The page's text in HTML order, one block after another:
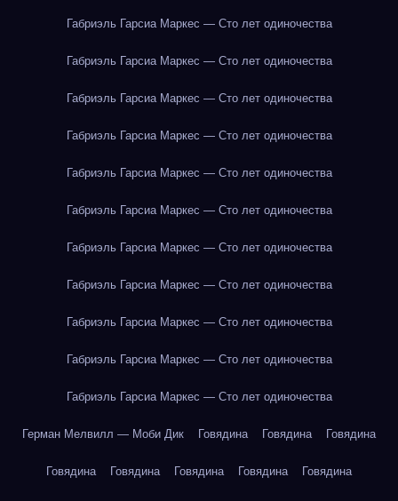
Габриэль Гарсиа Маркес — Сто лет одиночества
Габриэль Гарсиа Маркес — Сто лет одиночества
Габриэль Гарсиа Маркес — Сто лет одиночества
Габриэль Гарсиа Маркес — Сто лет одиночества
Габриэль Гарсиа Маркес — Сто лет одиночества
Габриэль Гарсиа Маркес — Сто лет одиночества
Габриэль Гарсиа Маркес — Сто лет одиночества
Габриэль Гарсиа Маркес — Сто лет одиночества
Габриэль Гарсиа Маркес — Сто лет одиночества
Габриэль Гарсиа Маркес — Сто лет одиночества
Габриэль Гарсиа Маркес — Сто лет одиночества
Герман Мелвилл — Моби Дик Говядина Говядина Говядина
Говядина Говядина Говядина Говядина Говядина